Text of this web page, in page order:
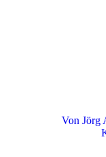
Von Jörg